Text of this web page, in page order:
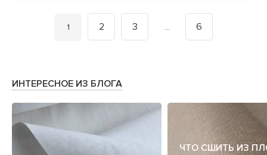
Вы на странице
1 2 3 6
ИНТЕРЕСНОЕ ИЗ БЛОГА
ЧТО СШИТЬ ИЗ